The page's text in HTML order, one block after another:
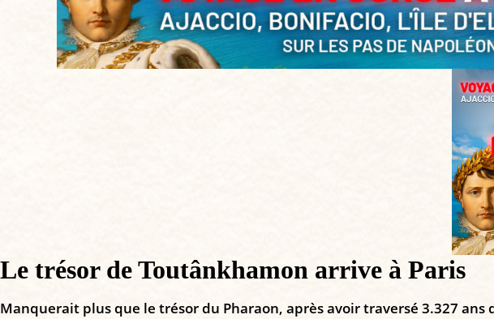
Le trésor de Toutânkhamon arrive à Paris
Manquerait plus que le trésor du Pharaon, après avoir traversé 3.327